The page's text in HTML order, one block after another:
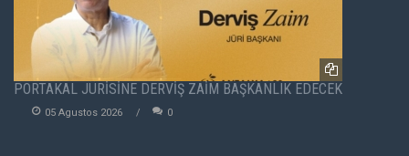
PORTAKAL JÜRİSİNE DERVİŞ ZAİM BAŞKANLIK EDECEK
05 Agustos 2026 0